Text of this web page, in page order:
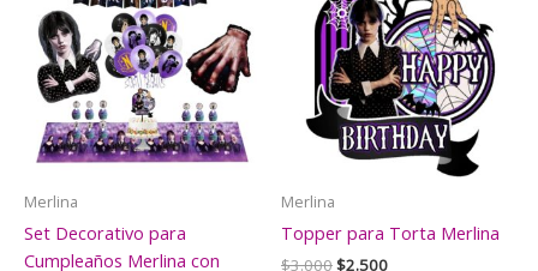
Merlina
Set Decorativo para
Cumpleaños Merlina con
Merlina
Topper para Torta Merlina
$3.000El
$2.500El